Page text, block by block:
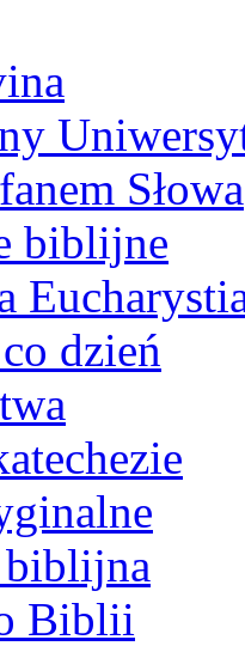
Słowa
biblijne
dzień
Biblii